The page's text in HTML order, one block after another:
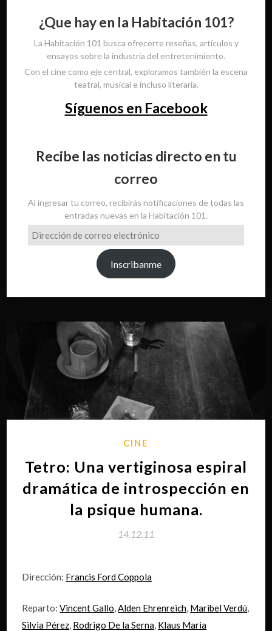
¿Que hay en la Habitación 101?
La Habitación 101 busca ofrecerte reseñas, artículos y
ensayos sobre la industria del entretenimiento.
Con el cine como eje central, exploramos también la escena
teatral, musical e incluso literaria.
Síguenos en Facebook
Recibe las noticias directo en tu
correo
Al ingresar tu correo, recibirás notificaciones de todas las
entradas nuevas en la Habitación 101.
Dirección
de
Inscribanme
CINE
Tetro: Una vertiginosa espiral
dramática de introspección en
la psique humana.
14.12.11
Dirección: Francis Ford Coppola
Reparto:Vincent Gallo,Alden Ehrenreich, Maribel Verdú,
Silvia Pérez, Rodrigo De la Serna, Klaus Maria